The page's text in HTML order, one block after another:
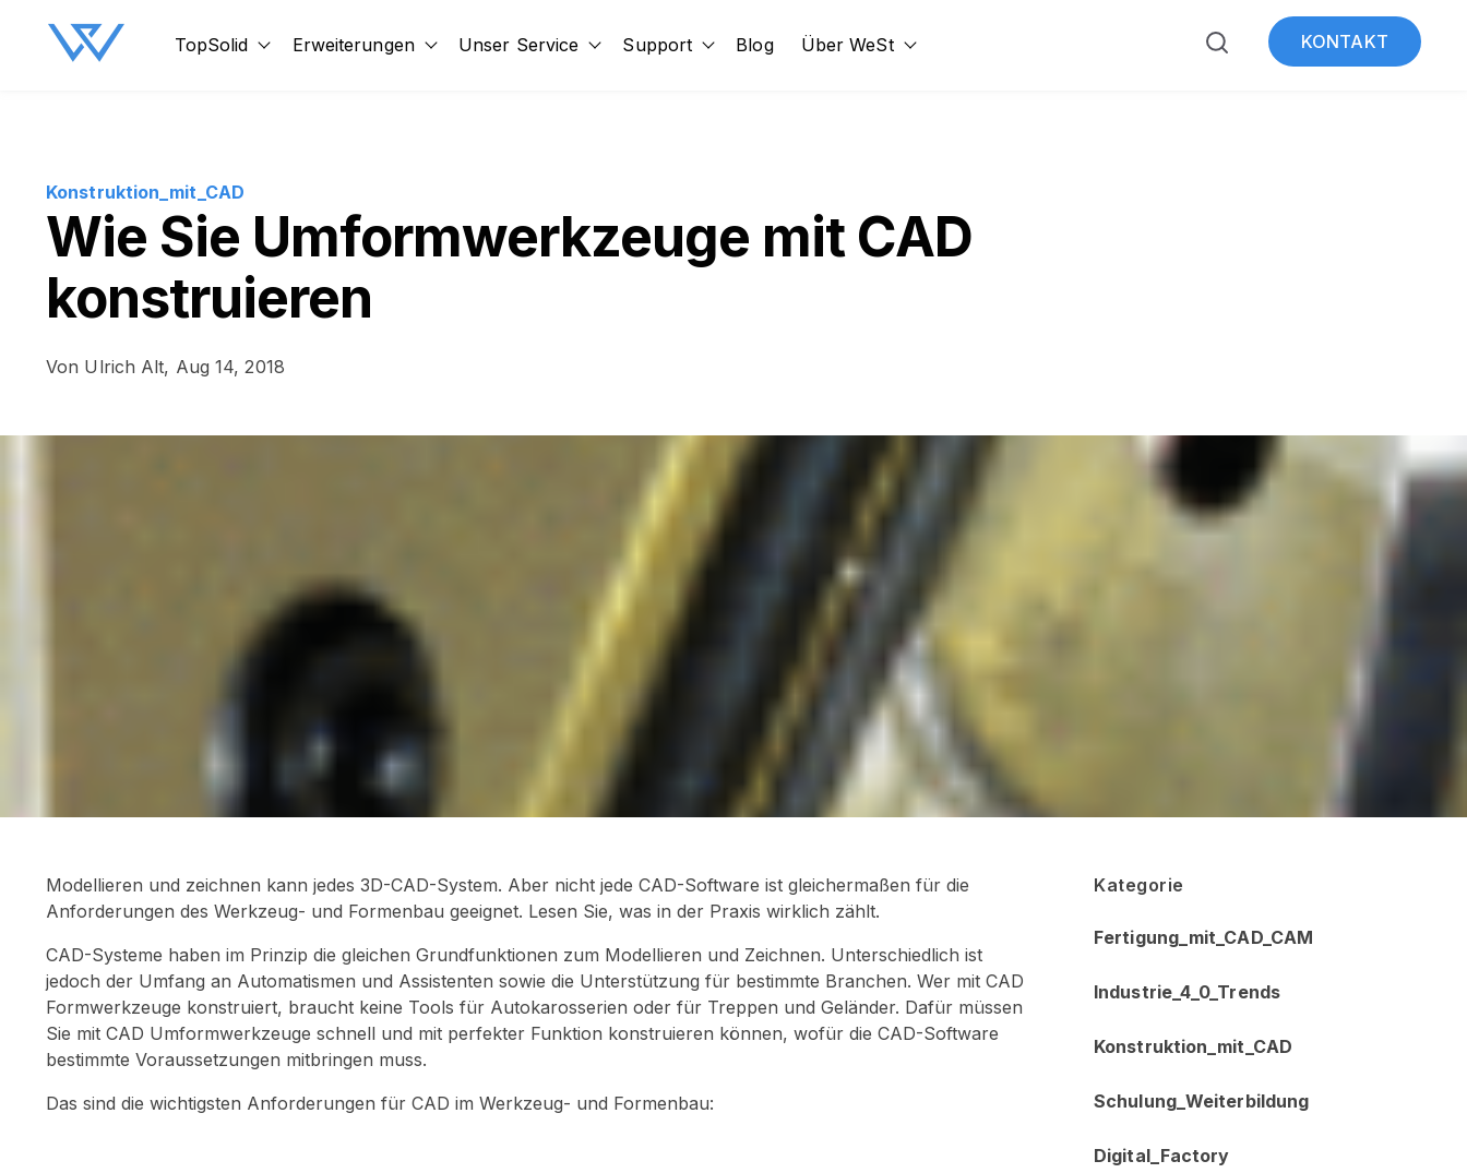
TopSolid Show submenu for TopSolid
Erweiterungen Show submenu for Erweiterungen
Unser Service Show submenu for Unser Service
Support Show submenu for Support
Blog Über WeSt Show submenu for Über WeSt KONTAKT
Konstruktion_mit_CAD
Wie Sie Umformwerkzeuge mit CAD
konstruieren
Von Ulrich Alt, Aug 14, 2018
Modellieren und zeichnen kann jedes 3D-CAD-System. Aber nicht jede CAD-Software ist gleichermaßen für die
Anforderungen des Werkzeug- und Formenbau geeignet. Lesen Sie, was in der Praxis wirklich zählt.
CAD-Systeme haben im Prinzip die gleichen Grundfunktionen zum Modellieren und Zeichnen. Unterschiedlich ist
jedoch der Umfang an Automatismen und Assistenten sowie die Unterstützung für bestimmte Branchen. Wer mit CAD
Formwerkzeuge konstruiert, braucht keine Tools für Autokarosserien oder für Treppen und Geländer. Dafür müssen
Sie mit CAD Umformwerkzeuge schnell und mit perfekter Funktion konstruieren können, wofür die CAD-Software
bestimmte Voraussetzungen mitbringen muss.
Das sind die wichtigsten Anforderungen für CAD im Werkzeug- und Formenbau:
Kategorie
Fertigung_mit_CAD_CAM
Industrie_4_0_Trends
Konstruktion_mit_CAD
Schulung_Weiterbildung
Digital_Factory